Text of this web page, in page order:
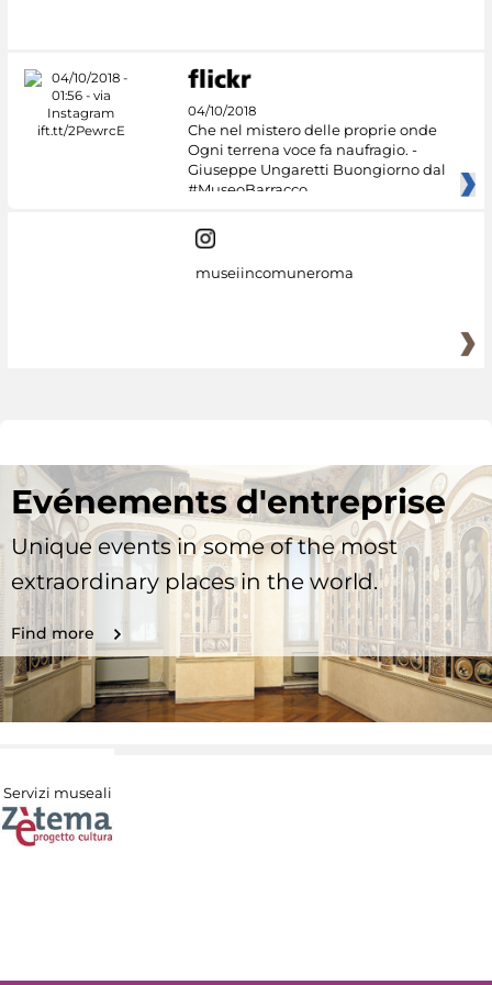
04/10/2018
Che nel mistero delle proprie onde
Ogni terrena voce fa naufragio. -
Giuseppe Ungaretti Buongiorno dal
#MuseoBarracco
museiincomuneroma
Evénements d'entreprise
Unique events in some of the most
extraordinary places in the world.
Find more
Servizi museali